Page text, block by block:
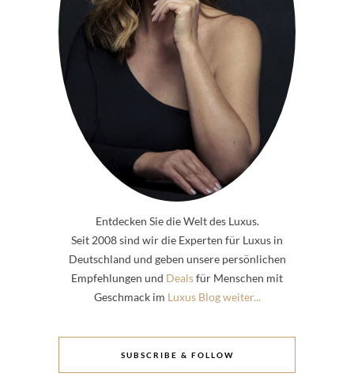
Entdecken Sie die Welt des Luxus.
Seit 2008 sind wir die Experten für Luxus in
Deutschland und geben unsere persönlichen
Empfehlungen und Dealsfür Menschen mit
Geschmack im Luxus Blog weiter...
SUBSCRIBE & FOLLOW